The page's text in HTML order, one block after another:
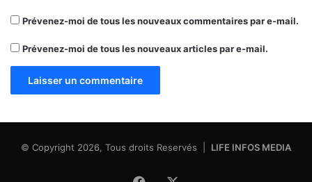
Prévenez-moi de tous les nouveaux commentaires par e-mail.
Prévenez-moi de tous les nouveaux articles par e-mail.
© Copyright 2026, Tous droits Reservés | LIFE INFOS MEDIA